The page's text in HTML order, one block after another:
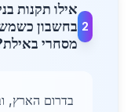
2
אילו תקנות
בחשבון
מסחרי
בדרום הארץ,